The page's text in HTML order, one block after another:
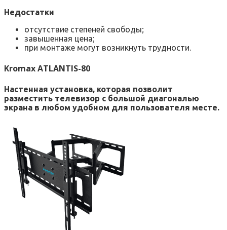
Недостатки
отсутствие степеней свободы;
завышенная цена;
при монтаже могут возникнуть трудности.
Kromax ATLANTIS-80
Настенная установка, которая позволит
разместить телевизор с большой диагональю
экрана в любом удобном для пользователя месте.